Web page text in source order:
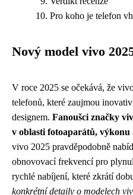
Pro koho je telefon
Nový model vivo
V roce 2025 se očekává, že
telefonů, které zaujmou
designem. Fanoušci značky
v oblasti fotoaparátů, výkonu
vivo 2025 pravděpodobně
obnovovací frekvencí pro
rychlé nabíjení, které zkrátí
konkrétní detaily o modelech